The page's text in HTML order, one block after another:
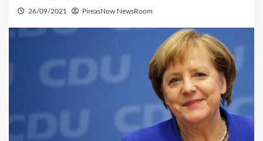
26/09/2021 PireasNow NewsRoom